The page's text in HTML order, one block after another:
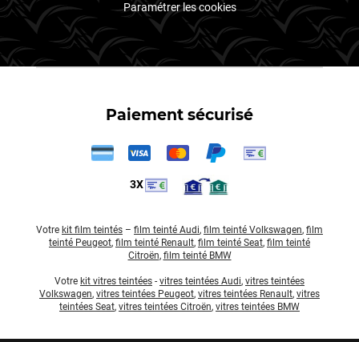
Paramétrer les cookies
Paiement sécurisé
3X
Votre kit film teintés – film teinté Audi, film teinté Volkswagen, film
teinté Peugeot, film teinté Renault, film teinté Seat, film teinté
Citroën, film teinté BMW
Votre kit vitres teintées - vitres teintées Audi, vitres teintées
Volkswagen, vitres teintées Peugeot, vitres teintées Renault, vitres
teintées Seat, vitres teintées Citroën, vitres teintées BMW